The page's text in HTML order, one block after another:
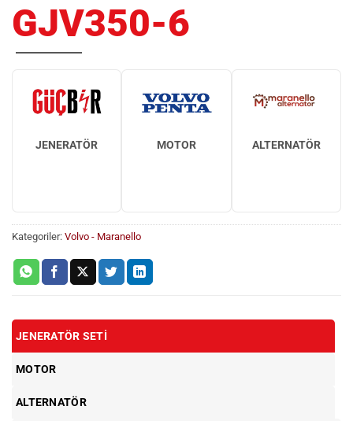
GJV350-6
JENERATÖR MOTOR ALTERNATÖR
Kategoriler: Volvo - Maranello
JENERATÖR SETI
MOTOR
ALTERNATÖR